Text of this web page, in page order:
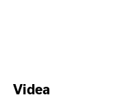
Videa